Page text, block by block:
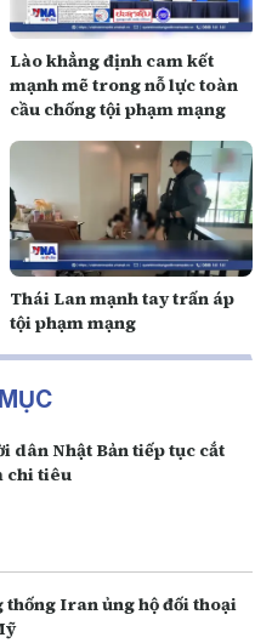
Lào khẳng định cam kết
mạnh mẽ trong nỗ lực toàn
cầu chống tội phạm mạng
Thái Lan mạnh tay trấn áp
tội phạm mạng
dân Nhật Bản tiếp tục cắt
chi tiêu
thống Iran ủng hộ đối thoại